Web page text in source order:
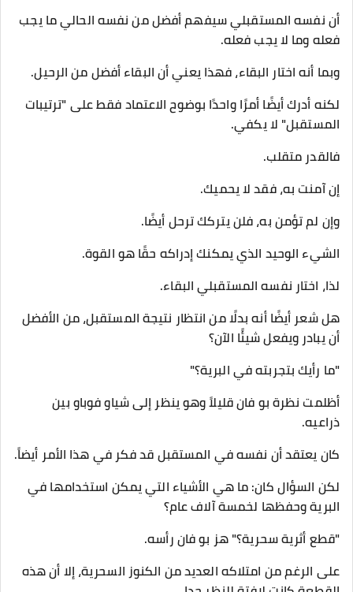
أن نفسه المستقبلي سيفهم أفضل من نفسه الحالي ما يجب
فعله وما لا يجب فعله.
وبما أنه اختار البقاء، فهذا يعني أن البقاء أفضل من الرحيل.
لكنه أدرك أيضًا أمرًا واحدًا بوضوح الاعتماد فقط على "ترتيبات
المستقبل" لا يكفي.
فالقدر متقلب.
إن آمنت به، فقد لا يحميك.
وإن لم تؤمن به، فلن يتركك ترحل أيضًا.
الشيء الوحيد الذي يمكنك إدراكه حقًا هو القوة.
لذا، اختار نفسه المستقبلي البقاء.
هل شعر أيضًا أنه بدلًا من انتظار نتيجة المستقبل، من الأفضل
أن يبادر ويفعل شيئًا الآن؟
"ما رأيك بتجربته في البرية؟"
أظلمت نظرة بو فان قليلاً وهو ينظر إلى شياو فوباو بين
ذراعيه.
كان يعتقد أن نفسه في المستقبل قد فكر في هذا الأمر أيضاً.
لكن السؤال كان: ما هي الأشياء التي يمكن استخدامها في
البرية وحفظها لخمسة آلاف عام؟
"قطع أثرية سحرية؟" هز بو فان رأسه.
على الرغم من امتلاكه العديد من الكنوز السحرية، إلا أن هذه